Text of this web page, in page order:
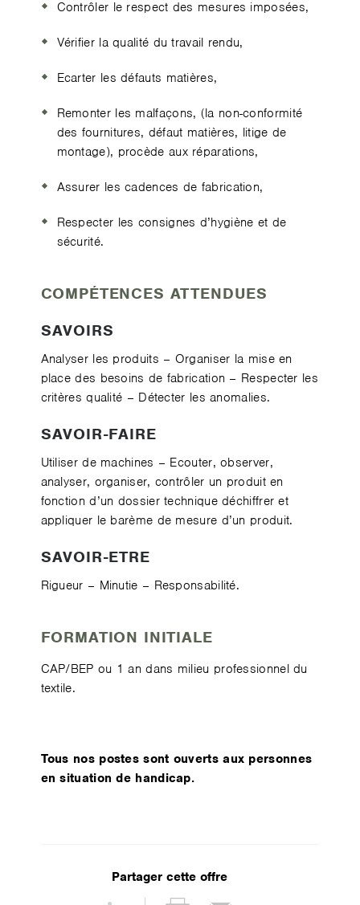
Contrôler le respect des mesures imposées,
Vérifier la qualité du travail rendu,
Ecarter les défauts matières,
Remonter les malfaçons, (la non-conformité
des fournitures, défaut matières, litige de
montage), procède aux réparations,
Assurer les cadences de fabrication,
Respecter les consignes d’hygiène et de
sécurité.
COMPÉTENCES ATTENDUES
SAVOIRS
Analyser les produits – Organiser la mise en
place des besoins de fabrication – Respecter les
critères qualité – Détecter les anomalies.
SAVOIR-FAIRE
Utiliser de machines – Ecouter, observer,
analyser, organiser, contrôler un produit en
fonction d’un dossier technique déchiffrer et
appliquer le barème de mesure d’un produit.
SAVOIR-ETRE
Rigueur – Minutie – Responsabilité.
FORMATION INITIALE
CAP/BEP ou 1 an dans milieu professionnel du
textile.
Tous nos postes sont ouverts aux personnes
en situation de handicap.
Partager cette offre